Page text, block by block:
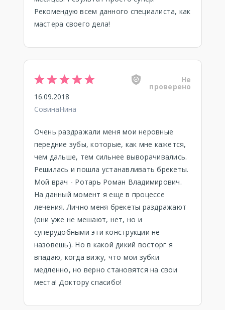
Рекомендую всем данного специалиста, как
мастера своего дела!
Не
проверено
16.09.2018
СовинаНина
Очень раздражали меня мои неровные
передние зубы, которые, как мне кажется,
чем дальше, тем сильнее выворачивались.
Решилась и пошла устанавливать брекеты.
Мой врач - Ротарь Роман Владимирович.
На данный момент я еще в процессе
лечения. Лично меня брекеты раздражают
(они уже не мешают, нет, но и
суперудобными эти конструкции не
назовешь). Но в какой дикий восторг я
впадаю, когда вижу, что мои зубки
медленно, но верно становятся на свои
места! Доктору спасибо!